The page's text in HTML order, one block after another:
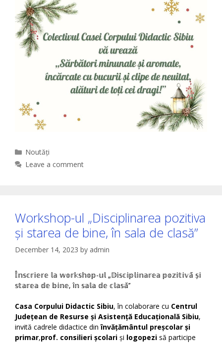
Categories
Noutăți
Leave a comment
Workshop-ul „Disciplinarea pozitiva
și starea de bine, în sala de clasă”
December 14, 2023 by admin
𝕀̂𝕟𝕤𝕔𝕣𝕚𝕖𝕣𝕖 𝕝𝕒 𝕨𝕠𝕣𝕜𝕤𝕙𝕠𝕡-𝕦𝕝 „𝔻𝕚𝕤𝕔𝕚𝕡𝕝𝕚𝕟𝕒𝕣𝕖𝕒 𝕡𝕠𝕫𝕚𝕥𝕚𝕧𝕒̆ 𝕤̦𝕚
𝕤𝕥𝕒𝕣𝕖𝕒 𝕕𝕖 𝕓𝕚𝕟𝕖, î𝕟 𝕤𝕒𝕝𝕒 𝕕𝕖 𝕔𝕝𝕒𝕤𝕒̆’’
Casa Corpului Didactic Sibiu, în colaborare cu Centrul
Județean de Resurse și Asistență Educațională Sibiu,
invită cadrele didactice dinînvățământul preșcolar și
primar,prof. consilieri școlari și logopezi să participe